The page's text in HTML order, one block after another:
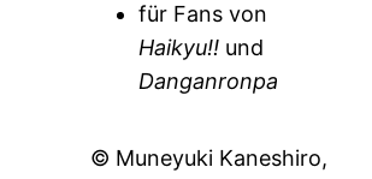
für Fans von
Haikyu!! und
Danganronpa
© Muneyuki Kaneshiro,